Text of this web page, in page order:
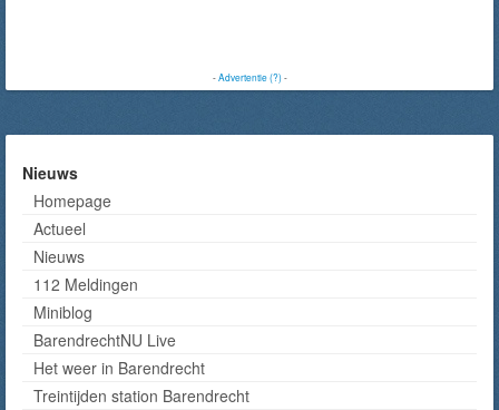
-Advertentie (?)-
Nieuws
Homepage
Actueel
Nieuws
112 Meldingen
Miniblog
BarendrechtNU Live
Het weer in Barendrecht
Treintijden station Barendrecht